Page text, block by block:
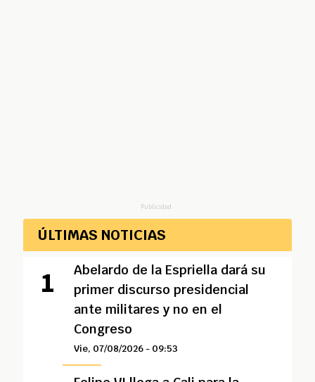
Publicidad
ÚLTIMAS NOTICIAS
Abelardo de la Espriella dará su
primer discurso presidencial
ante militares y no en el
Congreso
Vie, 07/08/2026 - 09:53